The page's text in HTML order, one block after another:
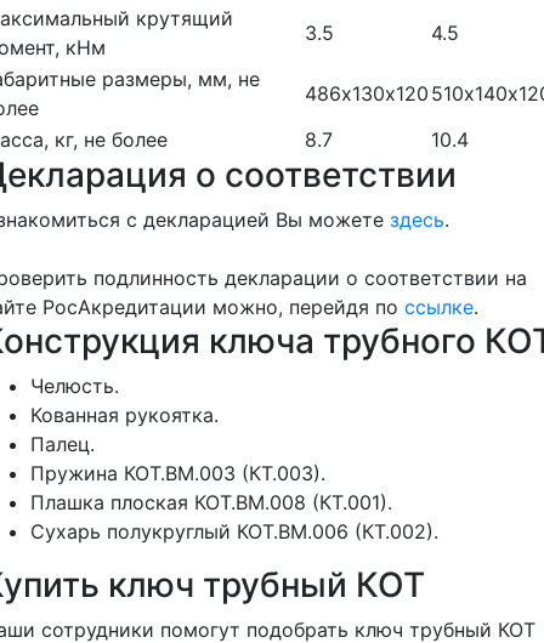
крутящий
кНм
3.5
4.5
размеры, мм, не
486х130х120
кг, не более
8.7 10.4
о соответствии
с декларацией Вы можете здесь.
подлинность декларации о соответствии на
РосАкредитации можно, перейдя по ссылке.
ключа трубного
Челюсть.
Кованная рукоятка.
Палец.
Пружина КОТ.ВМ.003 (КТ.003).
Плашка плоская КОТ.ВМ.008 (КТ.001).
Сухарь полукруглый КОТ.ВМ.006 (КТ.002).
ключ трубный КОТ
сотрудники помогут подобрать ключ трубный КОТ